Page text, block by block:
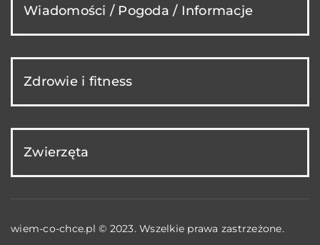
Wiadomości / Pogoda / Informacje
Zdrowie i fitness
Zwierzęta
wiem-co-chce.pl © 2023. Wszelkie prawa zastrzeżone.